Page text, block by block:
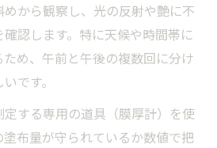
から観察し、光の反射や艶に不
認します。特に天候や時間帯に
め、午前と午後の複数回に分け
です。
定する専用の道具（膜厚計）を使
布量が守られているか数値で把